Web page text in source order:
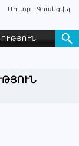
Մուտք Գրանցվել